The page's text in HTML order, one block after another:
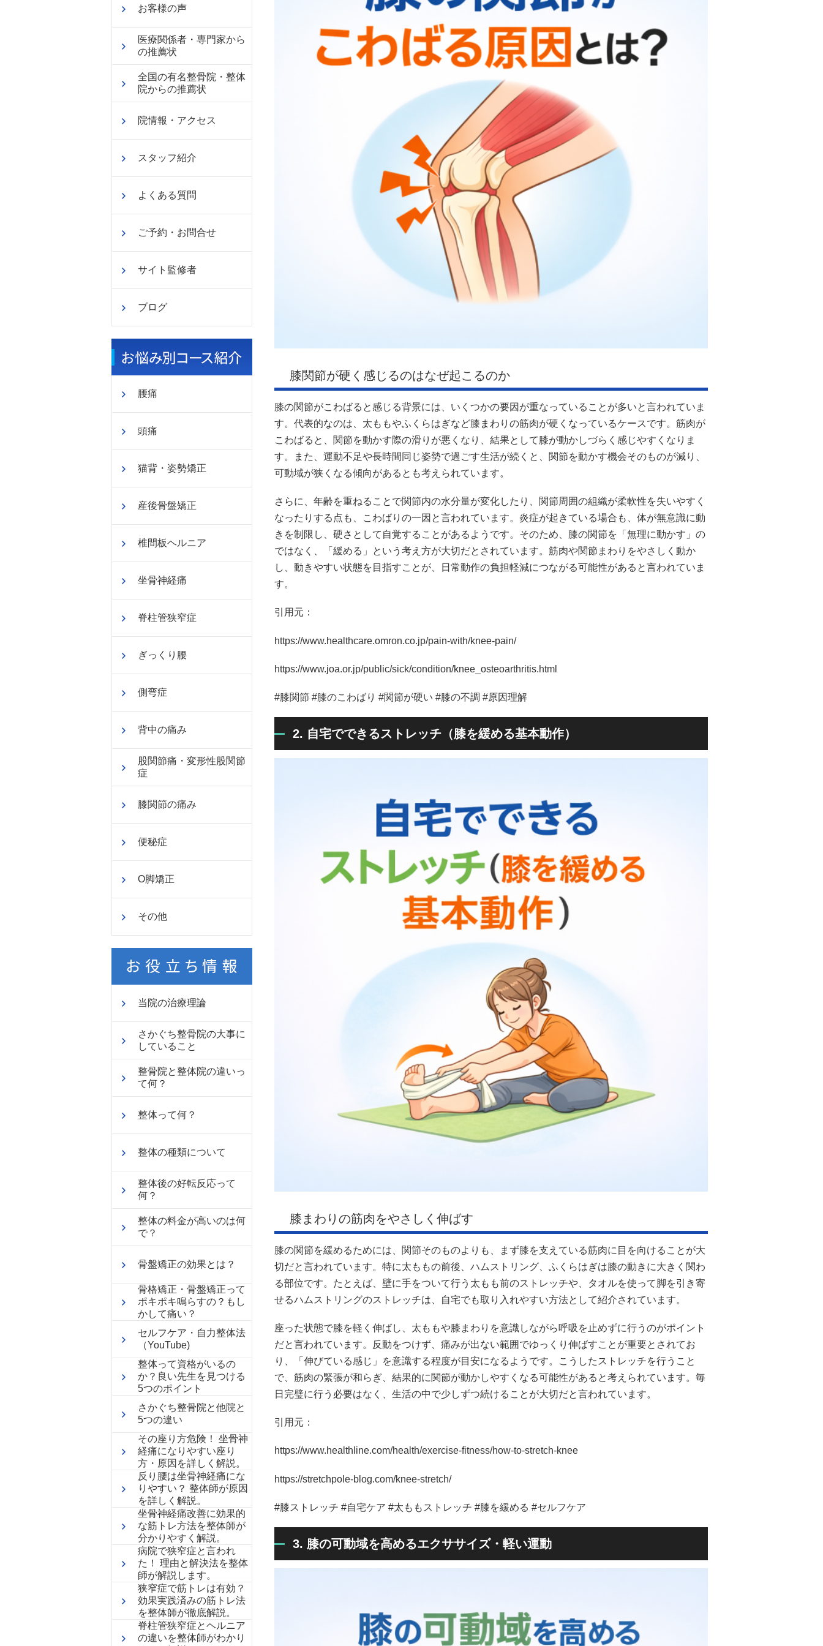
お客様の声
医療関係者・専門家から
の推薦状
全国の有名整骨院・整体
院からの推薦状
院情報・アクセス
スタッフ紹介
よくある質問
ご予約・お問合せ
サイト監修者
ブログ
腰痛
頭痛
猫背・姿勢矯正
産後骨盤矯正
椎間板ヘルニア
坐骨神経痛
脊柱管狭窄症
ぎっくり腰
側弯症
背中の痛み
股関節痛・変形性股関節
症
膝関節の痛み
便秘症
O脚矯正
その他
当院の治療理論
さかぐち整骨院の大事に
していること
整骨院と整体院の違いっ
て何？
整体って何？
整体の種類について
整体後の好転反応って
何？
整体の料金が高いのは何
で？
骨盤矯正の効果とは？
骨格矯正・骨盤矯正って
ポキポキ鳴らすの？もし
かして痛い？
セルフケア・自力整体法
（YouTube)
整体って資格がいるの
か？良い先生を見つける
5つのポイント
さかぐち整骨院と他院と
5つの違い
その座り方危険！ 坐骨神
経痛になりやすい座り
方・原因を詳しく解説。
反り腰は坐骨神経痛にな
りやすい？ 整体師が原因
を詳しく解説。
坐骨神経痛改善に効果的
な筋トレ方法を整体師が
分かりやすく解説。
病院で狭窄症と言われ
た！ 理由と解決法を整体
師が解説します。
狭窄症で筋トレは有効？
効果実践済みの筋トレ法
を整体師が徹底解説。
脊柱管狭窄症とヘルニア
の違いを整体師がわかり
膝関節が硬く感じるのはなぜ起こるのか
膝の関節がこわばると感じる背景には、いくつかの要因が重なっていることが多いと言われていま
す。代表的なのは、太ももやふくらはぎなど膝まわりの筋肉が硬くなっているケースです。筋肉が
こわばると、関節を動かす際の滑りが悪くなり、結果として膝が動かしづらく感じやすくなりま
す。また、運動不足や長時間同じ姿勢で過ごす生活が続くと、関節を動かす機会そのものが減り、
可動域が狭くなる傾向があるとも考えられています。
さらに、年齢を重ねることで関節内の水分量が変化したり、関節周囲の組織が柔軟性を失いやすく
なったりする点も、こわばりの一因と言われています。炎症が起きている場合も、体が無意識に動
きを制限し、硬さとして自覚することがあるようです。そのため、膝の関節を「無理に動かす」の
ではなく、「緩める」という考え方が大切だとされています。筋肉や関節まわりをやさしく動か
し、動きやすい状態を目指すことが、日常動作の負担軽減につながる可能性があると言われていま
す。
引用元：
https://www.healthcare.omron.co.jp/pain-with/knee-pain/
https://www.joa.or.jp/public/sick/condition/knee_osteoarthritis.html
#膝関節 #膝のこわばり #関節が硬い #膝の不調 #原因理解
2. 自宅でできるストレッチ（膝を緩める基本動作）
膝まわりの筋肉をやさしく伸ばす
膝の関節を緩めるためには、関節そのものよりも、まず膝を支えている筋肉に目を向けることが大
切だと言われています。特に太ももの前後、ハムストリング、ふくらはぎは膝の動きに大きく関わ
る部位です。たとえば、壁に手をついて行う太もも前のストレッチや、タオルを使って脚を引き寄
せるハムストリングのストレッチは、自宅でも取り入れやすい方法として紹介されています。
座った状態で膝を軽く伸ばし、太ももや膝まわりを意識しながら呼吸を止めずに行うのがポイント
だと言われています。反動をつけず、痛みが出ない範囲でゆっくり伸ばすことが重要とされてお
り、「伸びている感じ」を意識する程度が目安になるようです。こうしたストレッチを行うこと
で、筋肉の緊張が和らぎ、結果的に関節が動かしやすくなる可能性があると考えられています。毎
日完璧に行う必要はなく、生活の中で少しずつ続けることが大切だと言われています。
引用元：
https://www.healthline.com/health/exercise-fitness/how-to-stretch-knee
https://stretchpole-blog.com/knee-stretch/
#膝ストレッチ #自宅ケア #太ももストレッチ #膝を緩める #セルフケア
3. 膝の可動域を高めるエクササイズ・軽い運動